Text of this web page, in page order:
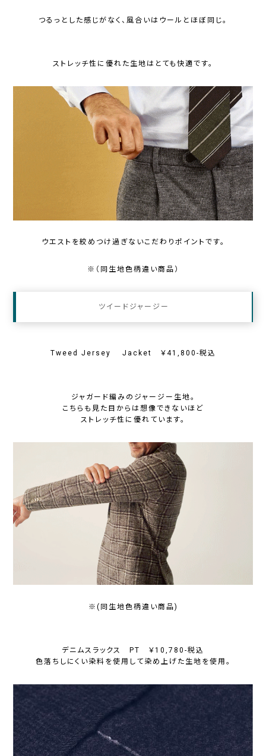
つるっとした感じがなく、風合いはウールとほぼ同じ。
ストレッチ性に優れた生地はとても快適です。
ウエストを絞めつけ過ぎないこだわりポイントです。
※（同生地色柄違い商品）
ツイードジャージー
Tweed Jersey Jacket ￥41,800-税込
ジャガード編みのジャージー生地。
こちらも見た目からは想像できないほど
ストレッチ性に優れています。
※(同生地色柄違い商品)
デニムスラックス PT ￥10,780-税込
色落ちしにくい染料を使用して染め上げた生地を使用。